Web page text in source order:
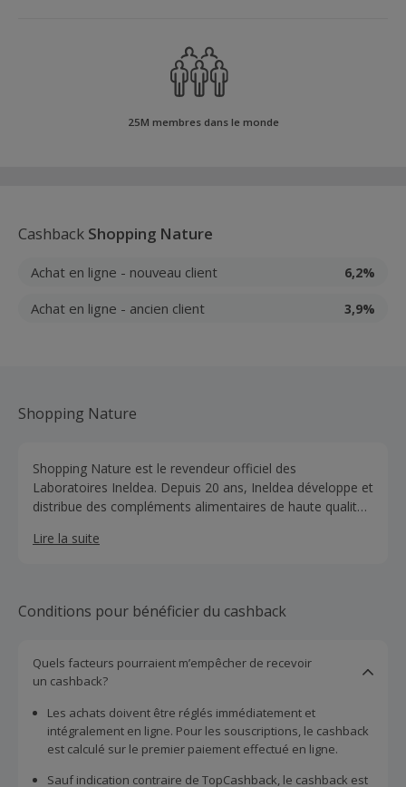
25M membres dans le monde
Cashback Shopping Nature
Achat en ligne - nouveau client 6,2%
Achat en ligne - ancien client 3,9%
Shopping Nature
Shopping Nature est le revendeur officiel des
Laboratoires Ineldea. Depuis 20 ans, Ineldea développe et
distribue des compléments alimentaires de haute qualité
de la minceur, la digestion, l’immunité, la vitalité, le
références regroupe les meilleures références produits
qui accompagneront chaque personne, dès 6 mois, en
de vie.
Lire la suite
Conditions pour bénéficier du cashback
Quels facteurs pourraient m’empêcher de recevoir
un cashback?
Les achats doivent être réglés immédiatement et
intégralement en ligne. Pour les souscriptions, le cashback
est calculé sur le premier paiement effectué en ligne.
Sauf indication contraire de TopCashback, le cashback est